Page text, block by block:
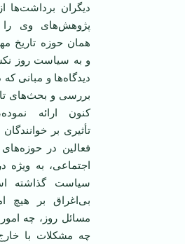
دیگران برداشت‌ها
پژوهش‌های وی را
همان حوزه تاریخ
و به سیاست روز
دیدگاه‌ها و مبانی
بررسی و بحث‌های
کنون ارائه
تأثیری بر
فعالین در
اجتماعی، به ویژه
سیاست گذاشته
بی‌اغراق بر هیچ
مسائل روز، چه
چه مشکلات با